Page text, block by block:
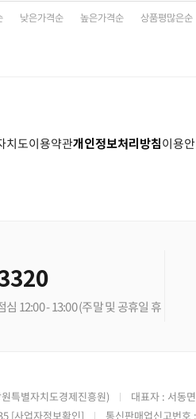
낮은가격순 높은가격순 상품평많은순
치도이용약관개인정보처리방침이용
심 12:00 - 13:00(주말 및 공휴일 휴
특별자치도경제진흥원) 대표자 : 서동면
[사업자정보확인] 통신판매업신고번